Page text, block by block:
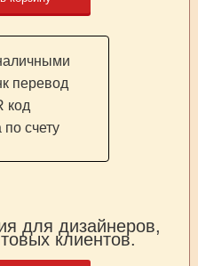
перевод
код
счету
для дизайнеров,
клиентов.